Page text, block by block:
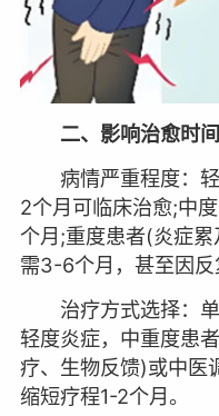
二、影响治愈时间
病情严重程度：轻
2个月可临床治愈;中
个月;重度患者(炎症
需3-6个月，甚至因反
治疗方式选择：单
轻度炎症，中重度患
疗、生物反馈)或中医
缩短疗程1-2个月。